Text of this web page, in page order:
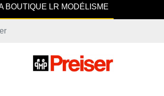
BOUTIQUE LR MODÉLISME